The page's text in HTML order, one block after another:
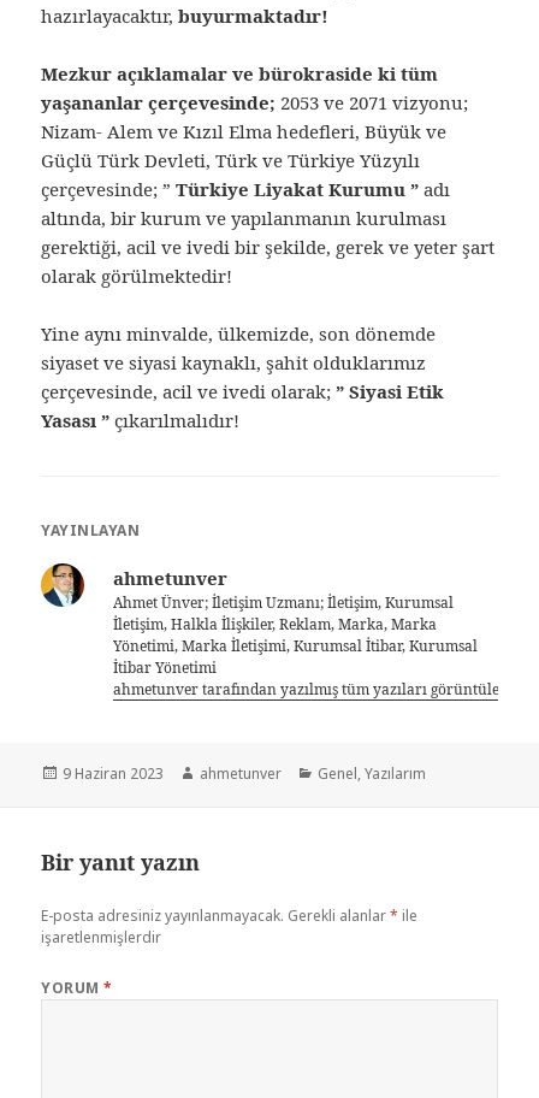
hazırlayacaktır,buyurmaktadır!
Mezkur açıklamalar ve bürokraside ki tüm
yaşananlar çerçevesinde; 2053 ve 2071 vizyonu;
Nizam- Alem ve Kızıl Elma hedefleri, Büyük ve
Güçlü Türk Devleti, Türk ve Türkiye Yüzyılı
çerçevesinde; ” Türkiye Liyakat Kurumu ” adı
altında, bir kurum ve yapılanmanın kurulması
gerektiği, acil ve ivedi bir şekilde, gerek ve yeter şart
olarak görülmektedir!
Yine aynı minvalde, ülkemizde, son dönemde
siyaset ve siyasi kaynaklı, şahit olduklarımız
çerçevesinde, acil ve ivedi olarak;” Siyasi Etik
Yasası ”çıkarılmalıdır!
YAYINLAYAN
ahmetunver
Ahmet Ünver; İletişim Uzmanı; İletişim, Kurumsal
İletişim, Halkla İlişkiler, Reklam, Marka, Marka
Yönetimi, Marka İletişimi, Kurumsal İtibar, Kurumsal
İtibar Yönetimi
ahmetunver tarafından yazılmış tüm yazıları görüntüle
9 Haziran 2023 ahmetunver Genel,Yazılarım
Bir yanıt yazın
E-posta adresiniz yayınlanmayacak. Gerekli alanlar* ile
işaretlenmişlerdir
YORUM*